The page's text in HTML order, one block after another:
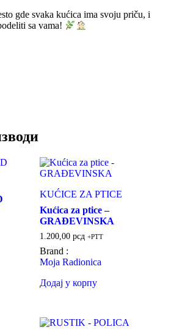
gde svaka kućica ima svoju priču, i
sa vama!
KUĆICE ZA PTICE
Kućica za ptice –
GRAĐEVINSKA
1.200,00 рсд +PTT
Brand :
Moja Radionica
Додај у корпу